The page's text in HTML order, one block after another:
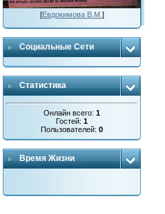
[Евдокимова В.М. ]
Социальные Сети
Статистика
Онлайн всего:1
Гостей:1
Пользователей:0
Время Жизни